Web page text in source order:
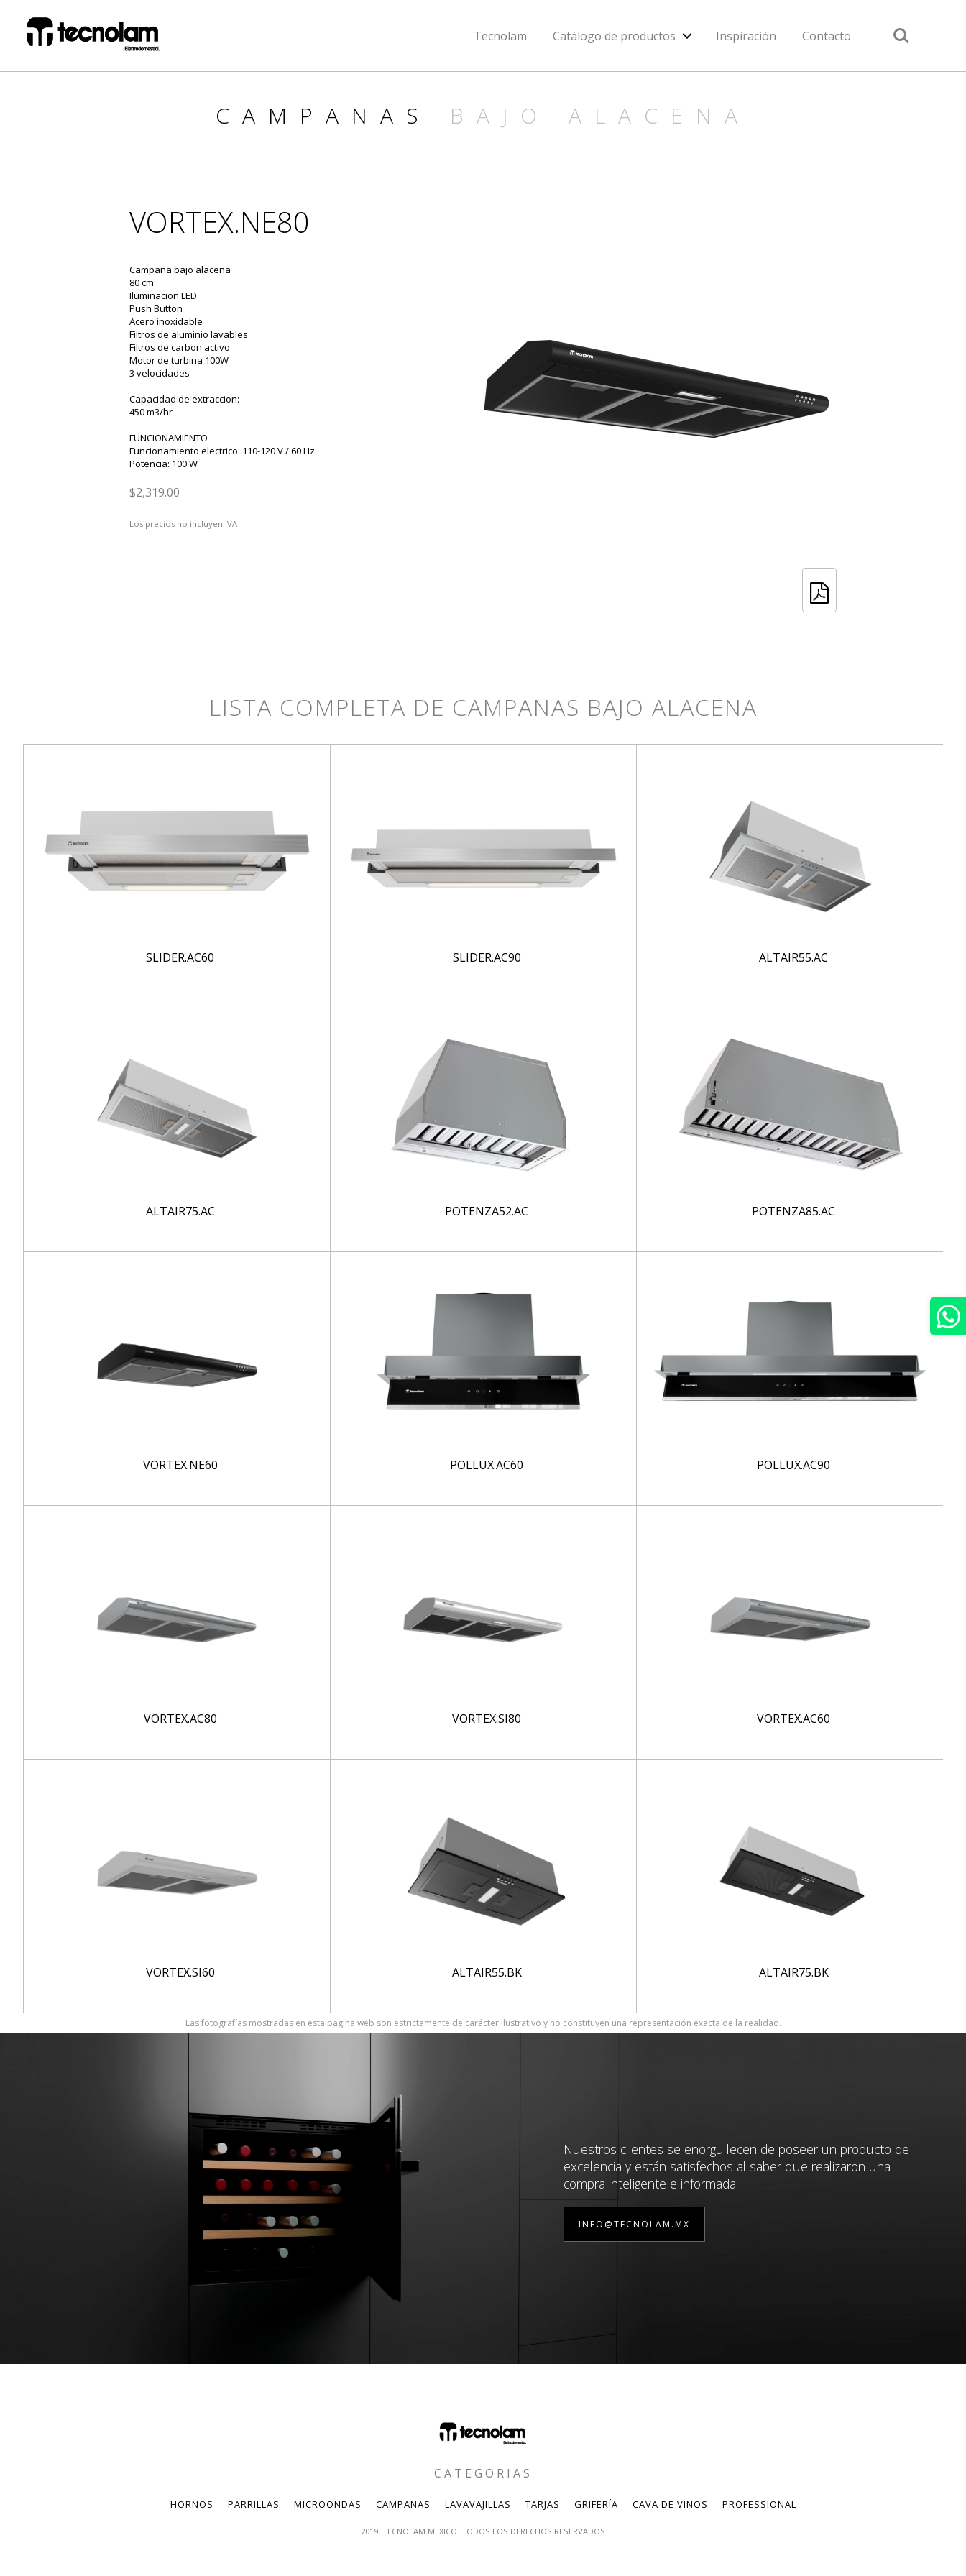
Tecnolam Catálogo de productos Inspiración Contacto Search
CAMPANAS BAJO ALACENA
VORTEX.NE80
Campana bajo alacena
80 cm
Iluminacion LED
Push Button
Acero inoxidable
Filtros de aluminio lavables
Filtros de carbon activo
Motor de turbina 100W
3 velocidades
Capacidad de extraccion:
450 m3/hr
FUNCIONAMIENTO
Funcionamiento electrico: 110-120 V / 60 Hz
Potencia: 100 W
$2,319.00
Los precios no incluyen IVA
LISTA COMPLETA DE CAMPANAS BAJO ALACENA
SLIDER.AC60 SLIDER.AC90 ALTAIR55.AC
ALTAIR75.AC POTENZA52.AC POTENZA85.AC
VORTEX.NE60 POLLUX.AC60 POLLUX.AC90
VORTEX.AC80 VORTEX.SI80 VORTEX.AC60
VORTEX.SI60 ALTAIR55.BK ALTAIR75.BK
Las fotografías mostradas en esta página web son estrictamente de carácter ilustrativo y no constituyen una representación exacta de la realidad.
Nuestros clientes se enorgullecen de poseer un producto de
excelencia y están satisfechos al saber que realizaron una
compra inteligente e informada.
INFO@TECNOLAM.MX
CATEGORIAS
HORNOS PARRILLAS MICROONDAS CAMPANAS LAVAVAJILLAS TARJAS GRIFERÍA CAVA DE VINOS PROFESSIONAL
2019. TECNOLAM MEXICO. TODOS LOS DERECHOS RESERVADOS